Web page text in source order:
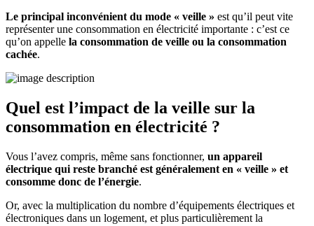
Le principal inconvénient du mode « veille » est qu’il peut vite
représenter une consommation en électricité importante : c’est ce
qu’on appelle la consommation de veille ou la consommation
cachée.
Quel est l’impact de la veille sur la
consommation en électricité ?
Vous l’avez compris, même sans fonctionner, un appareil
électrique qui reste branché est généralement en « veille » et
consomme donc de l’énergie.
Or, avec la multiplication du nombre d’équipements électriques et
électroniques dans un logement, et plus particulièrement la